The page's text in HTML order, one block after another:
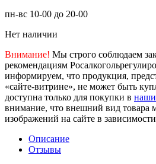
пн-вс 10-00 до 20-00
Нет наличии
Внимание! Мы строго соблюдаем
рекомендациям
информируем, что продукция,
«сайте-витрине», не может быть
доступна только для покупки в
внимание, что внешний вид товара
изображений на сайте в
Описание
Отзывы